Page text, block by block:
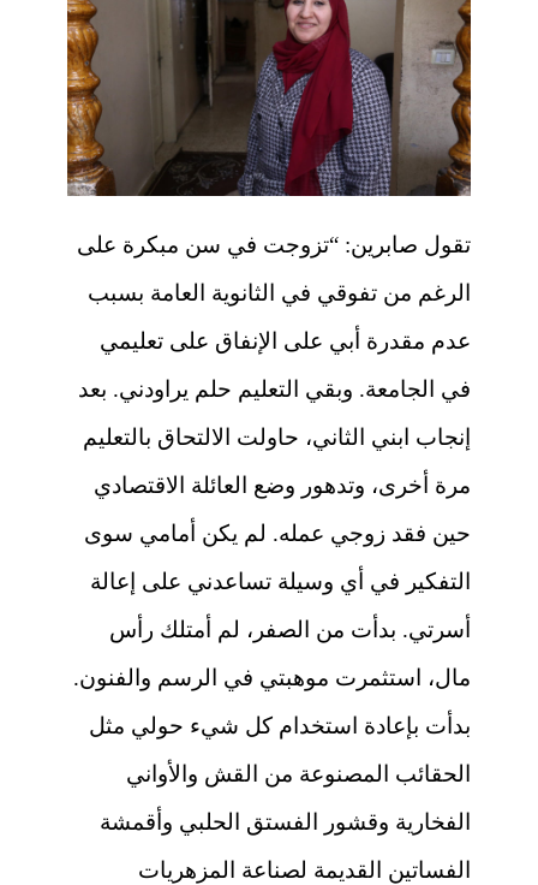
تقول صابرين: “تزوجت في سن مبكرة على
الرغم من تفوقي في الثانوية العامة بسبب
عدم مقدرة أبي على الإنفاق على تعليمي
في الجامعة. وبقي التعليم حلم يراودني. بعد
إنجاب ابني الثاني، حاولت الالتحاق بالتعليم
مرة أخرى، وتدهور وضع العائلة الاقتصادي
حين فقد زوجي عمله. لم يكن أمامي سوى
التفكير في أي وسيلة تساعدني على إعالة
أسرتي. بدأت من الصفر، لم أمتلك رأس
مال، استثمرت موهبتي في الرسم والفنون.
بدأت بإعادة استخدام كل شيء حولي مثل
الحقائب المصنوعة من القش والأواني
الفخارية وقشور الفستق الحلبي وأقمشة
الفساتين القديمة لصناعة المزهريات